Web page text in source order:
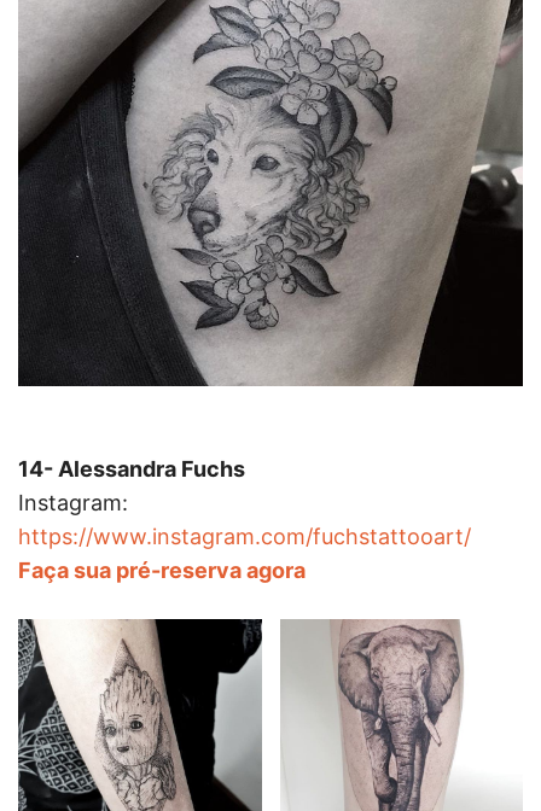
14- Alessandra Fuchs
Instagram:
https://www.instagram.com/fuchstattooart/
Faça sua pré-reserva agora